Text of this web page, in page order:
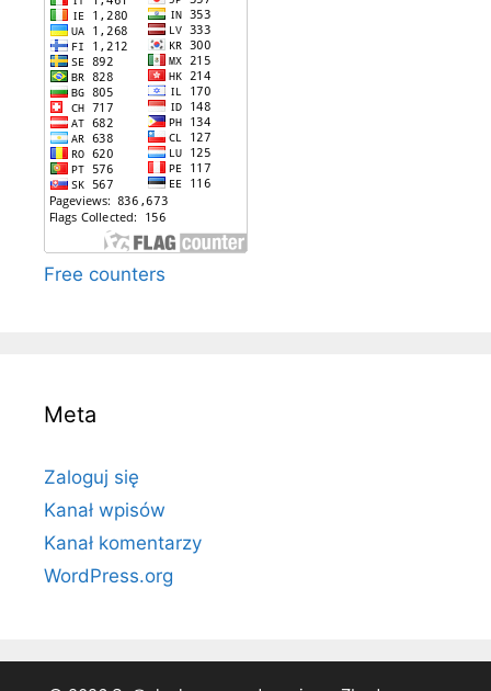
Free counters
Meta
Zaloguj się
Kanał wpisów
Kanał komentarzy
WordPress.org